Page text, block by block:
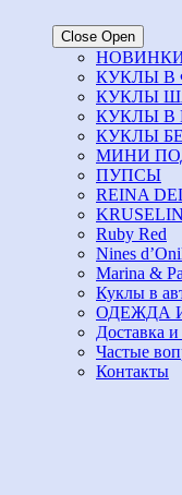
Close Open
КУКЛЫ В
КУКЛЫ
КУКЛЫ
КУКЛЫ
МИНИ
ПУПСЫ
REINA
Ruby Red
Nines
Marina &
Куклы в
ОДЕЖДА
Доставка и
Частые
Контакты